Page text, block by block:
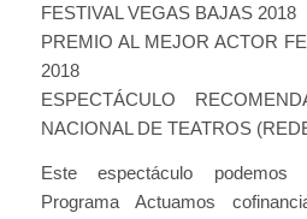
FESTIVAL VEGAS BAJAS 2018
PREMIO AL MEJOR ACTOR
2018
ESPECTÁCULO
NACIONAL DE TEATROS
Este espectáculo
Programa Actuamos